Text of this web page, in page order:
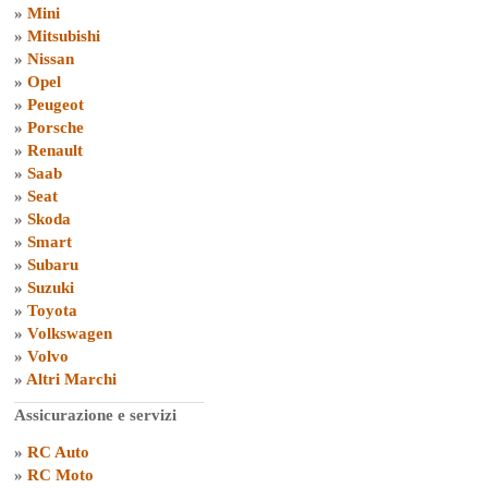
» Mini
» Mitsubishi
» Nissan
» Opel
» Peugeot
» Porsche
» Renault
» Saab
» Seat
» Skoda
» Smart
» Subaru
» Suzuki
» Toyota
» Volkswagen
» Volvo
» Altri Marchi
Assicurazione e servizi
» RC Auto
» RC Moto